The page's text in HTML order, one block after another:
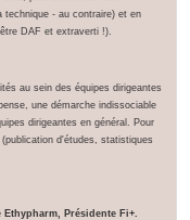
- au contraire) et en
DAF et extraverti !).
au sein des équipes dirigeantes
une démarche indissociable
dirigeantes en général. Pour
d'études, statistiques
Présidente Fi+.